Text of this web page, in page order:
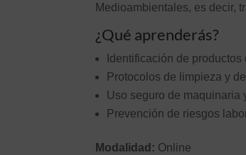
Medioambientales, es decir,
¿Qué aprenderás?
Identificación de
Protocolos de limpieza y
Uso seguro de maquinaria
Prevención de riesgos
Modalidad: Online